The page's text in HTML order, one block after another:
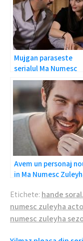
Mujgan paraseste
serialul Ma Numesc
Zuleyha?
Avem un personaj
in Ma Numesc
Etichete: hande soral,
numesc zuleyha
numesc zuleyha